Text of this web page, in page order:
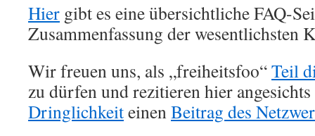
Hier gibt es eine übersichtliche FAQ-
Zusammenfassung der wesentlichsten
Wir freuen uns, als „freiheitsfoo“Teil
zu dürfen und rezitieren hier
DringlichkeiteinenBeitrag des